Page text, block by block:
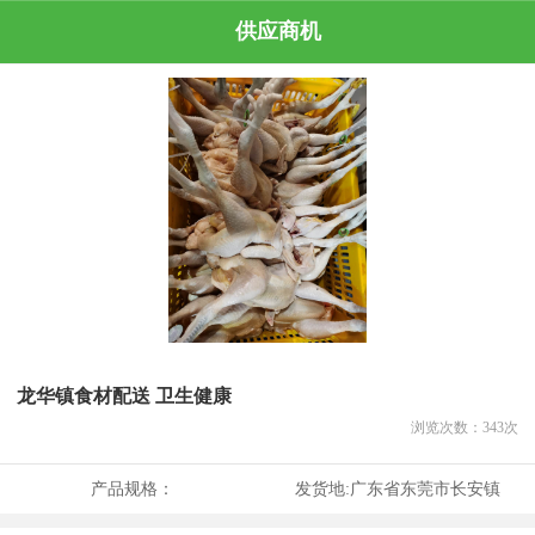
供应商机
龙华镇食材配送 卫生健康
浏览次数： 343次
产品规格： 发货地:广东省东莞市长安镇